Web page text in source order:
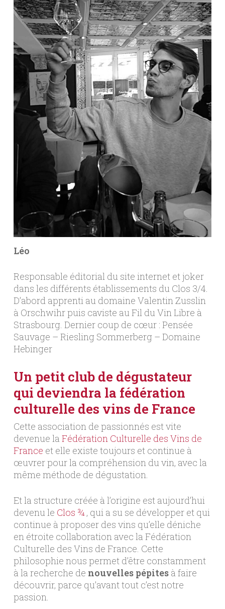
Léo
Responsable éditorial du site internet et joker
dans les différents établissements du Clos 3/4.
D’abord apprenti au domaine Valentin Zusslin
à Orschwihr puis caviste au Fil du Vin Libre à
Strasbourg. Dernier coup de cœur : Pensée
Sauvage – Riesling Sommerberg – Domaine
Hebinger
Un petit club de dégustateur
qui deviendra la fédération
culturelle des vins de France
Cette association de passionnés est vite
devenue laFédération Culturelle des Vins de
France et elle existe toujours et continue à
œuvrer pour la compréhension du vin, avec la
même méthode de dégustation.
Et la structure créée à l’origine est aujourd’hui
devenu le Clos ¾, qui a su se développer et qui
continue à proposer des vins qu’elle déniche
en étroite collaboration avec la Fédération
Culturelle des Vins de France. Cette
philosophie nous permet d’être constamment
à la recherche de nouvelles pépitesà faire
découvrir, parce qu’avant tout c’est notre
passion.